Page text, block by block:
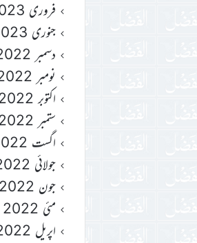
فروری 2023
جنوری 2023
دسمبر 2022
نومبر 2022
اکتوبر 2022
ستمبر 2022
اگست 2022
جولائی 2022
جون 2022
مئی 2022
اپریل 2022